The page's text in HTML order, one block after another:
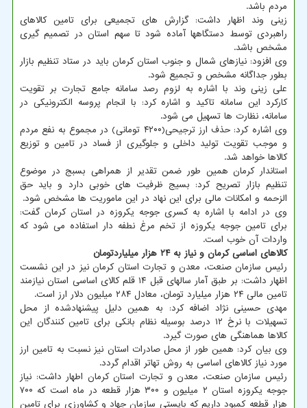
مردم باشد.
زینی وند اظهار داشت: گزارش های تجمیعی برای تامین کالاهای
راهبردی توسط دستگاهها آماده شود تا سهم استان در تصمیم گیری
مشخص باشد.
وی افزود: نیازهای شمال و جنوب استان کرمان باید در ستاد تنظیم بازار
بطور جداگانه مشخص و تجمیع شود.
علی زینی وند با اشاره به لزوم رصد سامانه جامع تجارت بر تقویت
کارکرد این سامانه تاکید و اشاره کرد: با انجام پروسه الکترونیکی در
سامانه، نظارت ها تسهیل می شود.
وی اشاره کرد: حذف ارز ترجیحی(۴۲۰۰ تومانی) در مجموع به نفع مردم
و موجب تقویت تولید داخلی و جلوگیری از فساد در تامین و توزیع
کالاها خواهد شد.
استاندار کرمان همین طور ضمن تقدیر از همراهی بسبج در موضوع
تنظیم بازار تصریح کرد: بسیج ظرفیت های خوبی دارد و باید حق
الزحمه و امکانات مالی برای این نهاد در این ماموریت ها مشخص شود.
وی در ادامه با اشاره به کسری جوجه یکروزه در استان کرمان گفت:
برای تامین جوجه یکروزه از تخم مرغ نطفه دار استفاده می شود که
واردات آن خوب است.
کالاهای اساسی کرمان و نیاز به ۲۴ هزار میلیاردتومان
رئیس سازمان صنعت، معدن و تجارت استان کرمان نیز در این نشست
اظهار داشت: بر طبق آمار سالهای قبل ۱۴ قلم کالای اساسی استان نیازمند
تامین مالی ۲۴ هزار میلیارد تومان، معادل ۲۸۴ میلیون دلار ارز است.
مهدی حسینی نژاد اضافه کرد: به همین دلیل پیشنهادشده از محل
تسهیلات با نرخ ۱۲ درصد بوسیله نظام بانکی برای تامین کنندگان این
کالاها هماهنگی های صورت گیرد.
وی بیان کرد: همین طور از محل صادرات استان نیز نسبت به تامین ارز
مورد نیاز کالاهای اساسی به روش تهاتر اقدام گردد.
رئیس سازمان صنعت، معدن و تجارت استان کرمان اطهار داشت: نیاز
جوجه یکروزه استان ۲ میلیون و ۳۰۰ هزار قطعه در ماه است که ۷۰۰
هزار قطعه کمبود داریم که بایستی سازمان جهاد و کشاورزی برای تامین